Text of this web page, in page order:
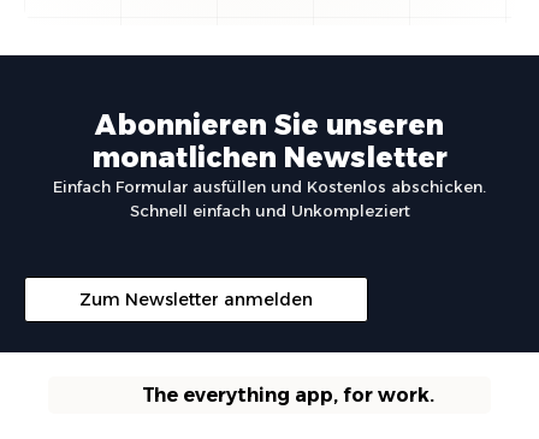
Abonnieren Sie unseren
monatlichen Newsletter
Einfach Formular ausfüllen und Kostenlos abschicken.
Schnell einfach und Unkompleziert
Zum Newsletter anmelden
The everything app, for work.